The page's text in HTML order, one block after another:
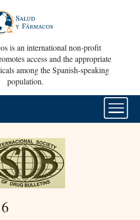
is an international non-profit
access and the appropriate
among the Spanish-speaking
population.